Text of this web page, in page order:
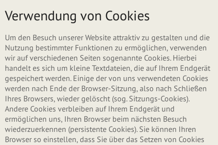
Menü
Verwendung von Cookies
Um den Besuch unserer Website attraktiv zu gestalten und die
Nutzung bestimmter Funktionen zu ermöglichen, verwenden
wir auf verschiedenen Seiten sogenannte Cookies. Hierbei
handelt es sich um kleine Textdateien, die auf Ihrem Endgerät
gespeichert werden. Einige der von uns verwendeten Cookies
werden nach Ende der Browser-Sitzung, also nach Schließen
Ihres Browsers, wieder gelöscht (sog. Sitzungs-Cookies).
Andere Cookies verbleiben auf Ihrem Endgerät und
ermöglichen uns, Ihren Browser beim nächsten Besuch
wiederzuerkennen (persistente Cookies). Sie können Ihren
Browser so einstellen, dass Sie über das Setzen von Cookies